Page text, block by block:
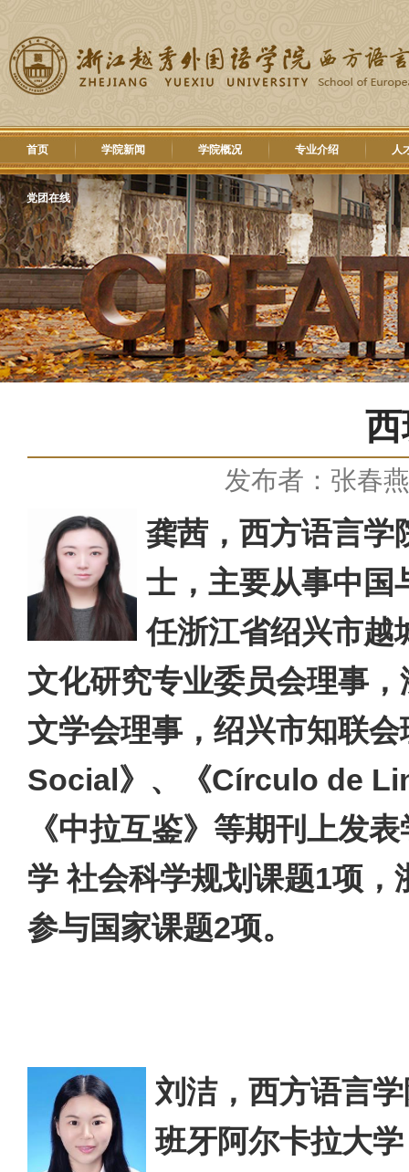
首页 学院新闻 学院概况 专业介绍 人
党团在线
发布者：张春燕
龚茜，西方语言学
士，主要从事中国
任浙江省绍兴市越
文化研究专业委员会理事
文学会理事，绍兴市知联
Social》、《Círculo de
《中拉互鉴》等期刊上发
学 社会科学规划课题1项
参与国家课题2项。
刘洁，西方语言
班牙阿尔卡拉大